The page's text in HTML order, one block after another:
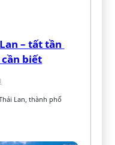
– tất tần
biết
Lan, thành phố